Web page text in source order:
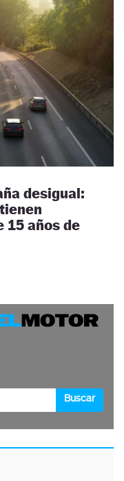
desigual:
15 años de